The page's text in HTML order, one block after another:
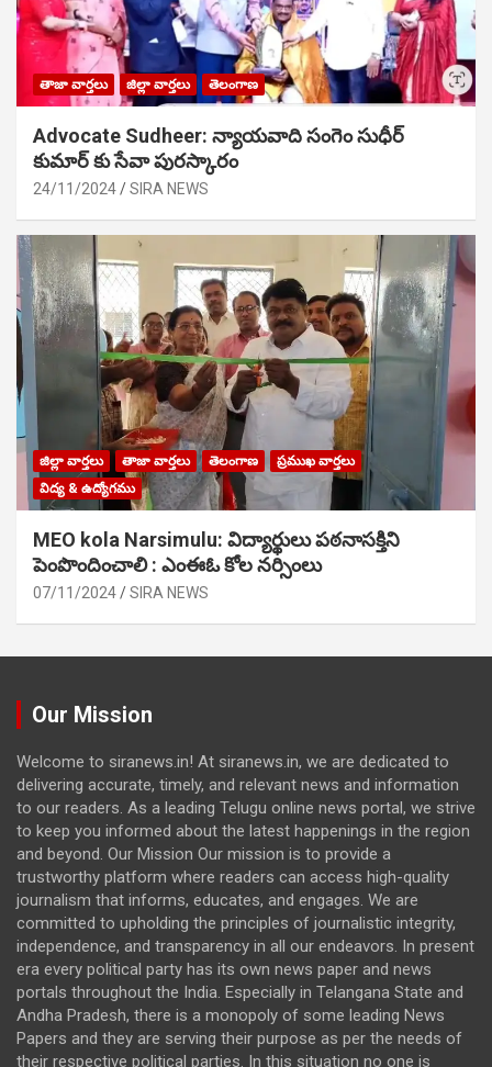
తాజా వార్తలు జిల్లా వార్తలు తెలంగాణ
Advocate Sudheer: న్యాయవాది సంగెం సుధీర్
కుమార్ కు సేవా పురస్కారం
24/11/2024 SIRA NEWS
జిల్లా వార్తలు తాజా వార్తలు తెలంగాణ
ప్రముఖ వార్తలు
విద్య & ఉద్యోగము
MEO kola Narsimulu: విద్యార్థులు పఠ‌నాసక్తిని
పెంపొందించాలి : ఎంఈఓ కోల నర్సింలు
07/11/2024 SIRA NEWS
Our Mission
Welcome to siranews.in! At siranews.in, we are dedicated to
delivering accurate, timely, and relevant news and information
to our readers. As a leading Telugu online news portal, we strive
to keep you informed about the latest happenings in the region
and beyond. Our Mission Our mission is to provide a
trustworthy platform where readers can access high-quality
journalism that informs, educates, and engages. We are
committed to upholding the principles of journalistic integrity,
independence, and transparency in all our endeavors. In present
era every political party has its own news paper and news
portals throughout the India. Especially in Telangana State and
Andha Pradesh, there is a monopoly of some leading News
Papers and they are serving their purpose as per the needs of
their respective political parties. In this situation no one is